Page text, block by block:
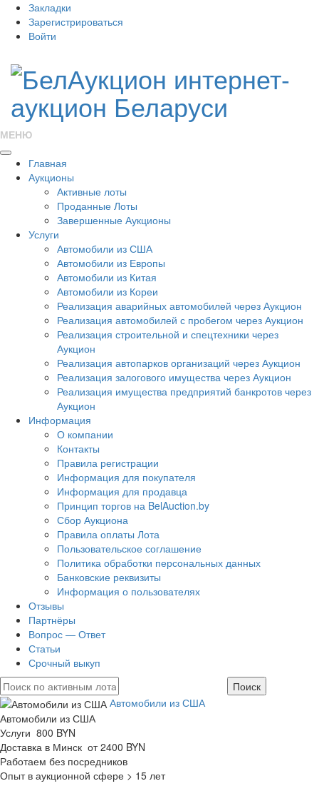
Закладки
Зарегистрироваться
Войти
МЕНЮ
Главная
Аукционы
Активные лоты
Проданные Лоты
Завершенные Аукционы
Услуги
Автомобили из США
Автомобили из Европы
Автомобили из Китая
Автомобили из Кореи
Реализация аварийных автомобилей через Аукцион
Реализация автомобилей с пробегом через Аукцион
Реализация строительной и спецтехники через
Аукцион
Реализация автопарков организаций через Аукцион
Реализация залогового имущества через Аукцион
Реализация имущества предприятий банкротов через
Аукцион
Информация
О компании
Контакты
Правила регистрации
Информация для покупателя
Информация для продавца
Принцип торгов на BelAuction.by
Сбор Аукциона
Правила оплаты Лота
Пользовательское соглашение
Политика обработки персональных данных
Банковские реквизиты
Информация о пользователях
Отзывы
Партнёры
Вопрос — Ответ
Статьи
Срочный выкуп
Автомобили из США
Автомобили из США
Услуги 800 BYN
Доставка в Минск от 2400 BYN
Работаем без посредников
Опыт в аукционной сфере > 15 лет